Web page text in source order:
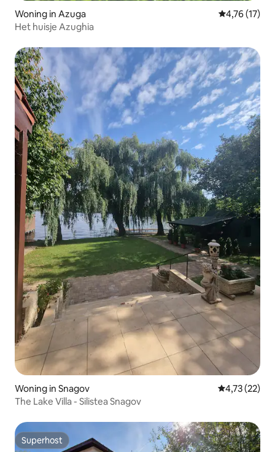
Woning in Azuga Gemiddelde
4,76 (17)
Het huisje Azughia
Woning in Snagov Gemiddelde
4,73 (22)
The Lake Villa - Silistea Snagov
Superhost
Superhost